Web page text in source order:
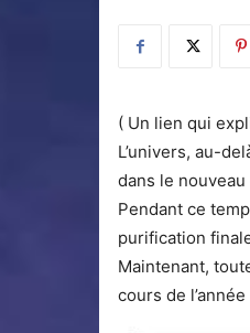
( Un lien qui
L’univers, au-
dans le
Pendant ce
purification
Maintenant,
cours de